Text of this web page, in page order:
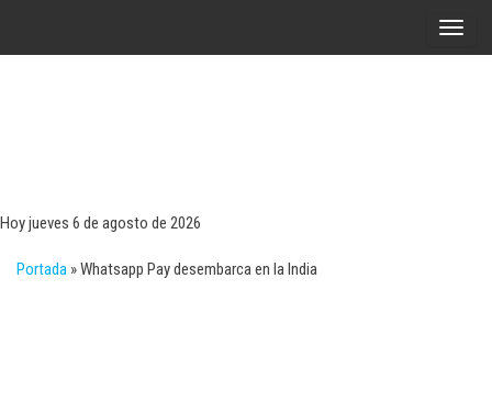
A
Hoy jueves 6 de agosto de 2026
Portada »Whatsapp Pay desembarca en la India